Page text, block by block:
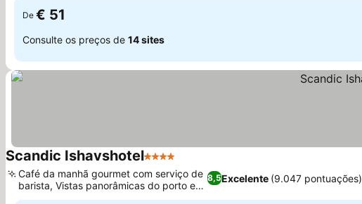
De € 51
Consulte os preços de 14 sites
Scandic Ishavshotel4 Estrelas
8,5Excelente (9.047 pontuações)
Café da manhã gourmet com serviço de
barista, Vistas panorâmicas do porto e
da cidade